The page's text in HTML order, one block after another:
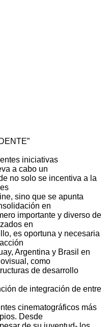
iniciativas
a cabo un
no solo se incentiva a la
sino que se apunta
en
importante y diverso de
en
es oportuna y necesaria
Argentina y Brasil en
como
de desarrollo
de integración de entre
cinematográficos más
Desde